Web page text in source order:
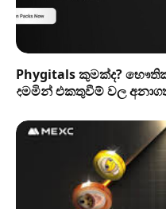
Phygitals කුමක්ද?
දමමින් එකතුවීම් වල